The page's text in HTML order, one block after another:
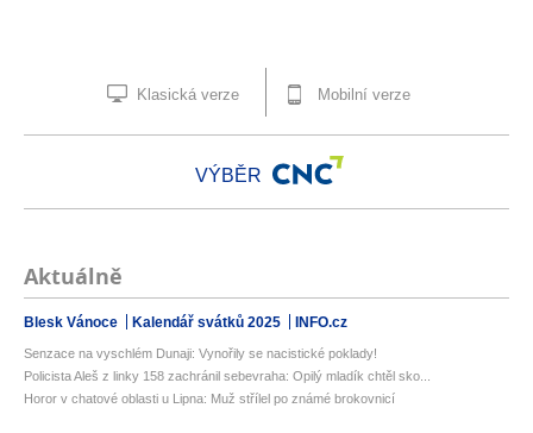
Klasická verze Mobilní verze
VÝBĚR
Aktuálně
Blesk Vánoce Kalendář svátků 2025 INFO.cz
Senzace na vyschlém Dunaji: Vynořily se nacistické poklady!
Policista Aleš z linky 158 zachránil sebevraha: Opilý mladík chtěl sko...
Horor v chatové oblasti u Lipna: Muž střílel po známé brokovnicí